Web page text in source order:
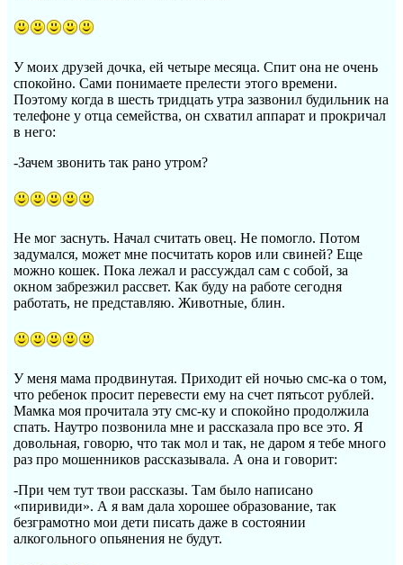
У моих друзей дочка, ей четыре месяца. Спит она не очень
спокойно. Сами понимаете прелести этого времени.
Поэтому когда в шесть тридцать утра зазвонил будильник на
телефоне у отца семейства, он схватил аппарат и прокричал
в него:
-Зачем звонить так рано утром?
Не мог заснуть. Начал считать овец. Не помогло. Потом
задумался, может мне посчитать коров или свиней? Еще
можно кошек. Пока лежал и рассуждал сам с собой, за
окном забрезжил рассвет. Как буду на работе сегодня
работать, не представляю. Животные, блин.
У меня мама продвинутая. Приходит ей ночью смс-ка о том,
что ребенок просит перевести ему на счет пятьсот рублей.
Мамка моя прочитала эту смс-ку и спокойно продолжила
спать. Наутро позвонила мне и рассказала про все это. Я
довольная, говорю, что так мол и так, не даром я тебе много
раз про мошенников рассказывала. А она и говорит:
-При чем тут твои рассказы. Там было написано
«пиривиди». А я вам дала хорошее образование, так
безграмотно мои дети писать даже в состоянии
алкогольного опьянения не будут.